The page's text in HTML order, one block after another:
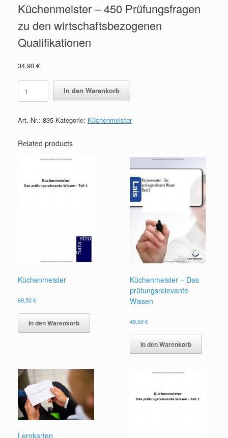
Küchenmeister – 450 Prüfungsfragen
zu den wirtschaftsbezogenen
Qualifikationen
34,90 €
Küchenmeister
450
zu
wirtschaftsbezogenen
quantity
In den Warenkorb
Art.-Nr.: 835 Kategorie: Küchenmeister
Related products
Küchenmeister
69,50€
In den Warenkorb
Küchenmeister – Das
prüfungsrelevante
Wissen
49,50€
In den Warenkorb
Lernkarten